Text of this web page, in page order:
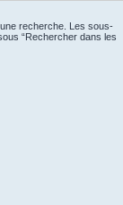
recherche. Les sous-
“Rechercher dans les